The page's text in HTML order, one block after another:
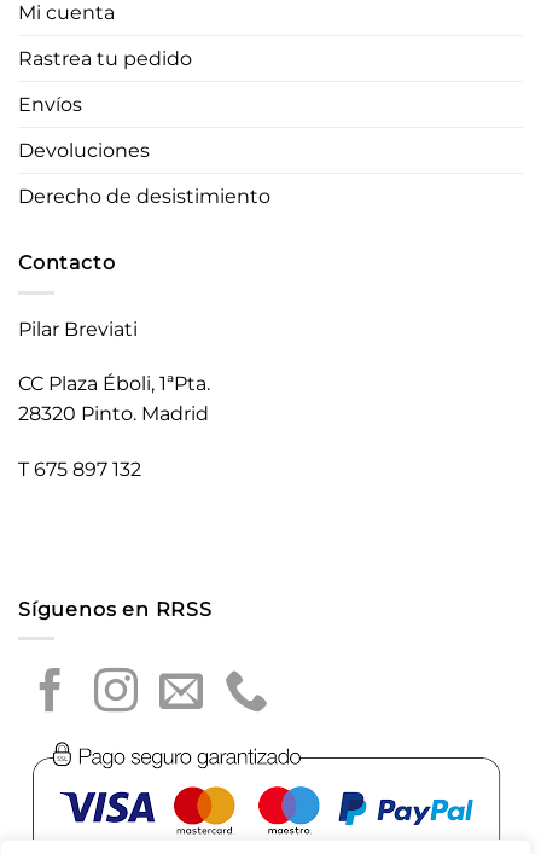
Mi cuenta
Rastrea tu pedido
Envíos
Devoluciones
Derecho de desistimiento
Contacto
Pilar Breviati
CC Plaza Éboli, 1ªPta.
28320 Pinto. Madrid
T 675 897 132
Síguenos en RRSS